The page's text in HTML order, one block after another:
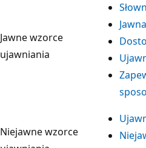
Jawne wzorce
ujawniania
Niejawne wzorce